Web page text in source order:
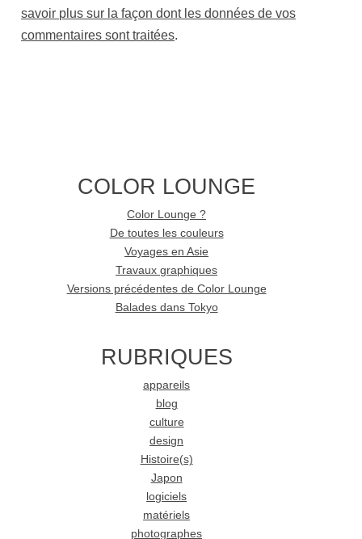
savoir plus sur la façon dont les données de vos
commentaires sont traitées.
COLOR LOUNGE
Color Lounge ?
De toutes les couleurs
Voyages en Asie
Travaux graphiques
Versions précédentes de Color Lounge
Balades dans Tokyo
RUBRIQUES
appareils
blog
culture
design
Histoire(s)
Japon
logiciels
matériels
photographes